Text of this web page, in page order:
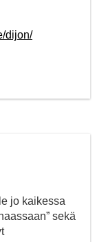
dijon/
jo kaikessa
sekä